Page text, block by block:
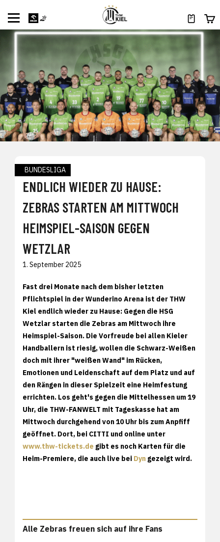
BUNDESLIGA
ENDLICH WIEDER ZU HAUSE:
ZEBRAS STARTEN AM MITTWOCH
HEIMSPIEL-SAISON GEGEN
WETZLAR
1. September 2025
Fast drei Monate nach dem bisher letzten
Pflichtspiel in der Wunderino Arena ist der THW
Kiel endlich wieder zu Hause: Gegen die HSG
Wetzlar starten die Zebras am Mittwoch ihre
Heimspiel-Saison. Die Vorfreude bei allen Kieler
Handballern ist riesig, wollen die Schwarz-Weißen
doch mit ihrer "weißen Wand" im Rücken,
Emotionen und Leidenschaft auf dem Platz und auf
den Rängen in dieser Spielzeit eine Heimfestung
errichten. Los geht's gegen die Mittelhessen um 19
Uhr, die THW-FANWELT mit Tageskasse hat am
Mittwoch durchgehend von 10 Uhr bis zum Anpfiff
geöffnet. Dort, bei CITTI und online unter
www.thw-tickets.de gibt es noch Karten für die
Heim-Premiere, die auch live bei Dyn gezeigt wird.
Alle Zebras freuen sich auf ihre Fans